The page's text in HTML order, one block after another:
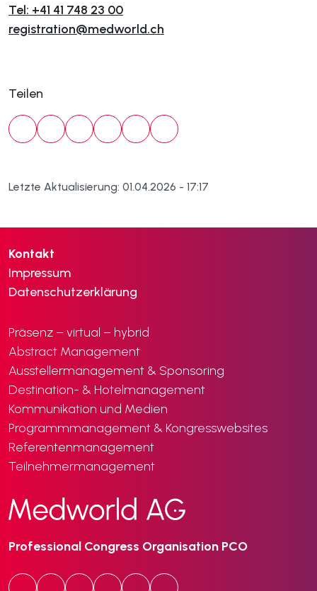
Tel: +41 41 748 23 00
registration@medworld.ch
Teilen
Letzte Aktualisierung: 01.04.2026 - 17:17
Kontakt
Impressum
Datenschutzerklärung
Professional Congress Organisation PCO
Präsenz – virtual – hybrid
Abstract Management
Ausstellermanagement & Sponsoring
Destination- & Hotelmanagement
Kommunikation und Medien
Programmmanagement & Kongresswebsites
Referentenmanagement
Teilnehmermanagement